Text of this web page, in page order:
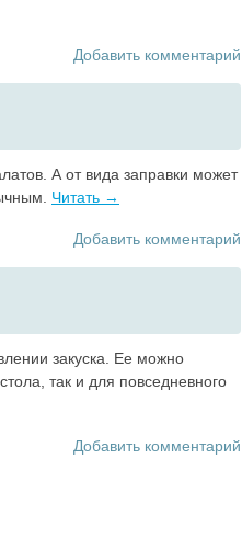
Добавить комментарий
А от вида заправки может
Читать →
Добавить комментарий
закуска. Ее можно
так и для повседневного
Добавить комментарий